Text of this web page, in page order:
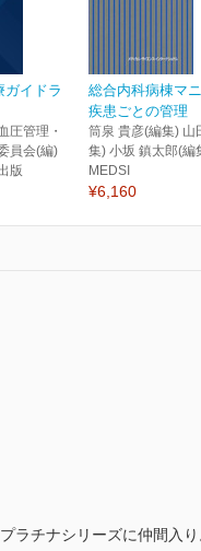
ガイドラ
圧管理・
員会(編)
版
総合内科病棟マ
疾患ごとの管理
筒泉 貴彦(編集) 山
集) 小坂 鎮太郎(編
MEDSI
¥6,160
ラチナシリーズに仲間入